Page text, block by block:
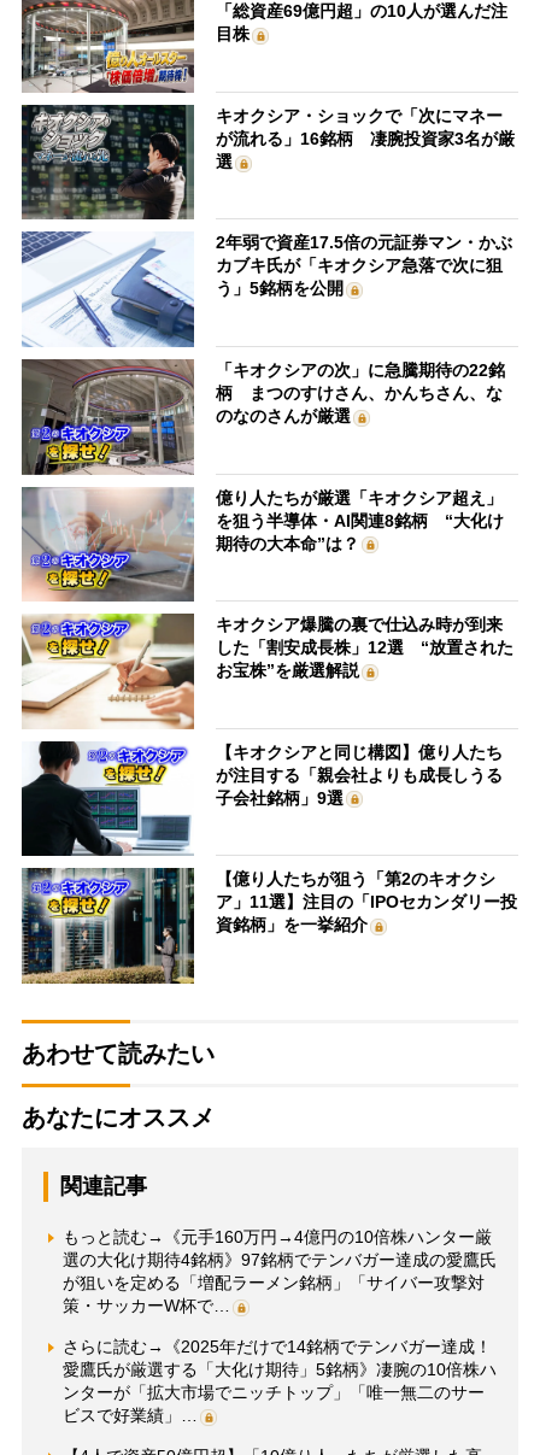
「総資産69億円超」の10人が選んだ注
目株
キオクシア・ショックで「次にマネー
が流れる」16銘柄 凄腕投資家3名が厳
選
2年弱で資産17.5倍の元証券マン・かぶ
カブキ氏が「キオクシア急落で次に狙
う」5銘柄を公開
「キオクシアの次」に急騰期待の22銘
柄 まつのすけさん、かんちさん、な
のなのさんが厳選
億り人たちが厳選「キオクシア超え」
を狙う半導体・AI関連8銘柄 “大化け
期待の大本命”は？
キオクシア爆騰の裏で仕込み時が到来
した「割安成長株」12選 “放置された
お宝株”を厳選解説
【キオクシアと同じ構図】億り人たち
が注目する「親会社よりも成長しうる
子会社銘柄」9選
【億り人たちが狙う「第2のキオクシ
ア」11選】注目の「IPOセカンダリー投
資銘柄」を一挙紹介
あわせて読みたい
あなたにオススメ
関連記事
もっと読む→《元手160万円→4億円の10倍株ハンター厳
選の大化け期待4銘柄》97銘柄でテンバガー達成の愛鷹氏
が狙いを定める「増配ラーメン銘柄」「サイバー攻撃対
策・サッカーW杯で…
さらに読む→《2025年だけで14銘柄でテンバガー達成！
愛鷹氏が厳選する「大化け期待」5銘柄》凄腕の10倍株ハ
ンターが「拡大市場でニッチトップ」「唯一無二のサー
ビスで好業績」…